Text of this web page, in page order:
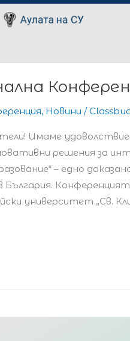
, Новини /
Имаме
решения за
– едно
България.
университет „Св.